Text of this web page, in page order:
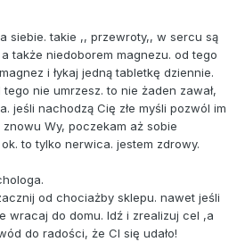
siebie. takie ,, przewroty,, w sercu są
także niedoborem magnezu. od tego
i łykaj jedną tabletkę dziennie.
nie umrzesz. to nie żaden zawał,
jeśli nachodzą Cię złe myśli pozwól im
znowu Wy, poczekam aż sobie
to tylko nerwica. jestem zdrowy.
od chociażby sklepu. nawet jeśli
wracaj do domu. Idź i zrealizuj cel ,a
do radości, że CI się udało!